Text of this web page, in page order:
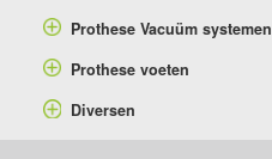
Prothese Vacuüm systemen
Prothese voeten
Diversen